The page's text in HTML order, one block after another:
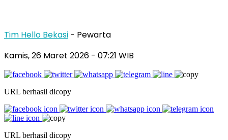
Tim Hello Bekasi - Pewarta
Kamis, 26 Maret 2026 - 07:21 WIB
URL berhasil dicopy
URL berhasil dicopy